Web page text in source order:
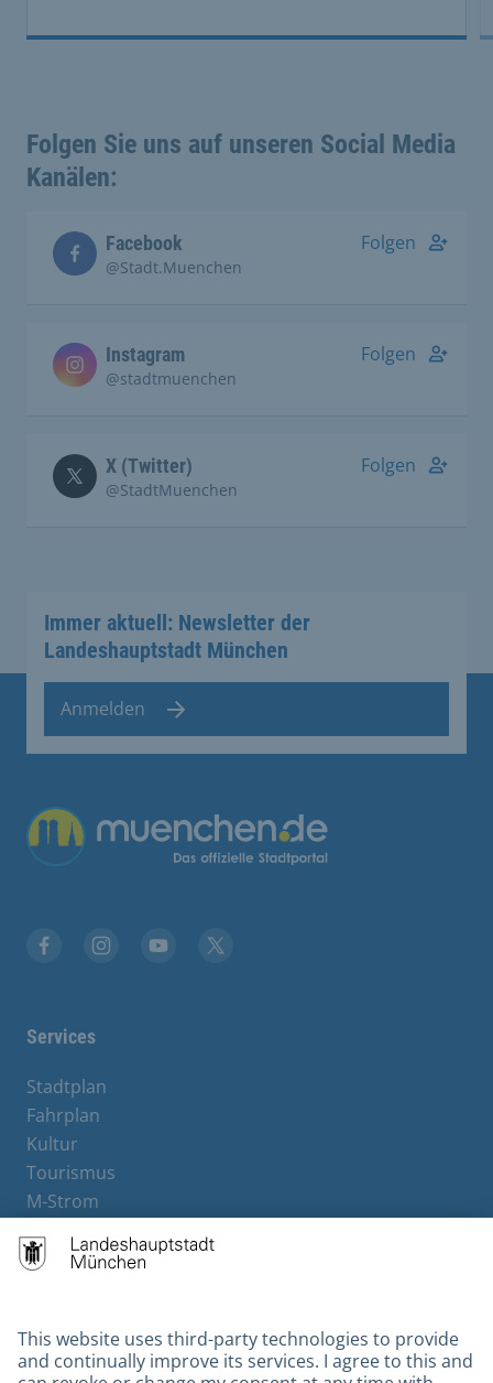
Folgen Sie uns auf unseren Social Media
Kanälen:
Facebook
@Stadt.Muenchen
Folgen
Instagram
@stadtmuenchen
Folgen
X (Twitter)
@StadtMuenchen
Folgen
Immer aktuell: Newsletter der
Landeshauptstadt München
Anmelden
Übergreifende Links
Services
Stadtplan
Fahrplan
Kultur
Tourismus
M-Strom
Hotels
Contact